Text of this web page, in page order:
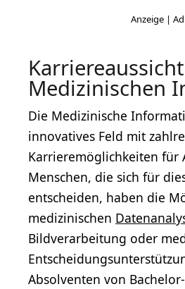
Medizinischen
Die Medizinische
innovatives Feld mit
Karrieremöglichkeiten für
Menschen, die sich für
entscheiden, haben die
medizinischen
Bildverarbeitung oder
Absolventen von